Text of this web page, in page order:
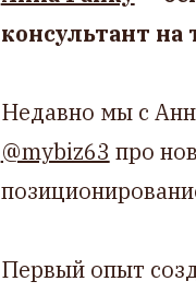
консультант
Недавно мы с
@mybiz63 про
Первый опыт